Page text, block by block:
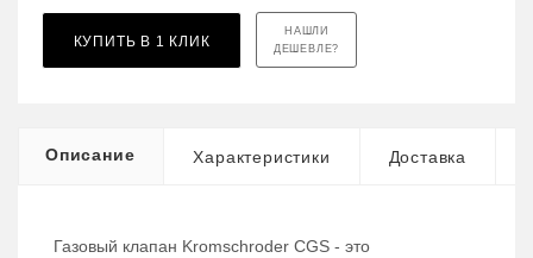
КУПИТЬ В 1 КЛИК
НАШЛИ
ДЕШЕВЛЕ?
Описание Характеристики Доставка
Газовый клапан Kromschroder CGS - это